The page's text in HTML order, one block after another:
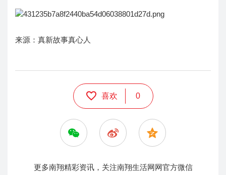
来源：真新故事真心人
喜欢 0
更多南翔精彩资讯，关注南翔生活网网官方微信